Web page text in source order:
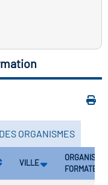
ORGANISMES
VILLE
ORGANISME
FORMATEUR